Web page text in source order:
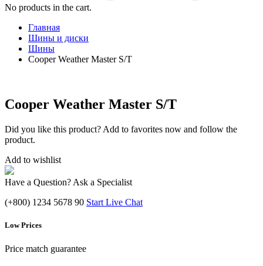
No products in the cart.
Главная
Шины и диски
Шины
Cooper Weather Master S/T
Cooper Weather Master S/T
Did you like this product? Add to favorites now and follow the
product.
Add to wishlist
Have a Question? Ask a Specialist
(+800) 1234 5678 90 Start Live Chat
Low Prices
Price match guarantee